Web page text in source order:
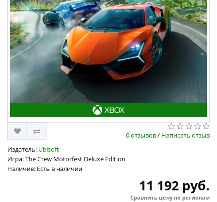
0 отзывов/ Написать отзыв
Издатель: Ubisoft
Игра: The Crew Motorfest Deluxe Edition
Наличие: Есть в наличии
11 192 руб.
Сравнить цену по регионам